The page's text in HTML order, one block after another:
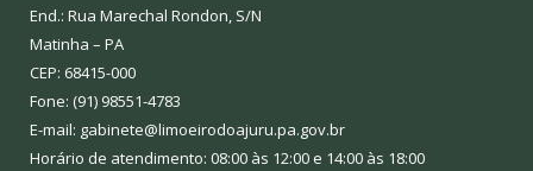
End.: Rua Marechal Rondon, S/N
Matinha – PA
CEP: 68415-000
Fone: (91) 98551-4783
E-mail: gabinete@limoeirodoajuru.pa.gov.br
Horário de atendimento: 08:00 às 12:00 e 14:00 às 18:00